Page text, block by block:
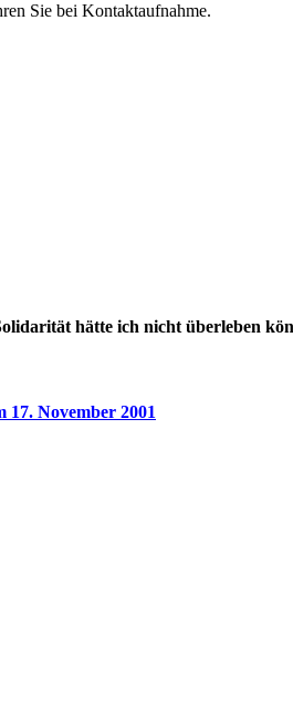
Sie bei Kontaktaufnahme.
hätte ich nicht überleben
17. November 2001